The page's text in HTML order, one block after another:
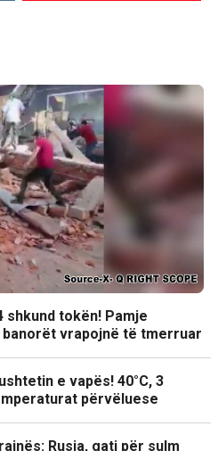
shkund tokën! Pamje
banorët vrapojnë të tmerruar
e vapës! 40°C, 3
përvëluese
Rusia, gati për sulm